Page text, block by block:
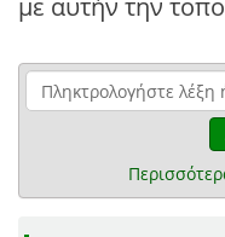
με αυτήν την